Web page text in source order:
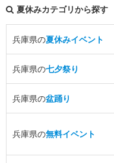
夏休みカテゴリから探す
兵庫県の夏休みイベント
兵庫県の七夕祭り
兵庫県の盆踊り
兵庫県の無料イベント